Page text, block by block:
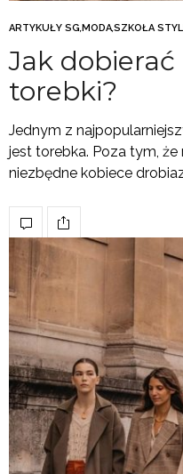
ARTYKUŁY SG,MODA,SZKOŁA
Jak
torebki?
Jednym z
jest torebka. Poza tym,
niezbędne kobiece